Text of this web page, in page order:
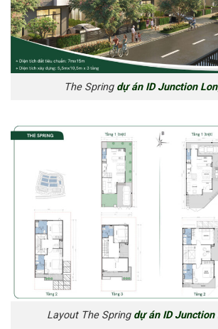
The Spring dự án ID Junction
Layout The Spring dự án ID Junction